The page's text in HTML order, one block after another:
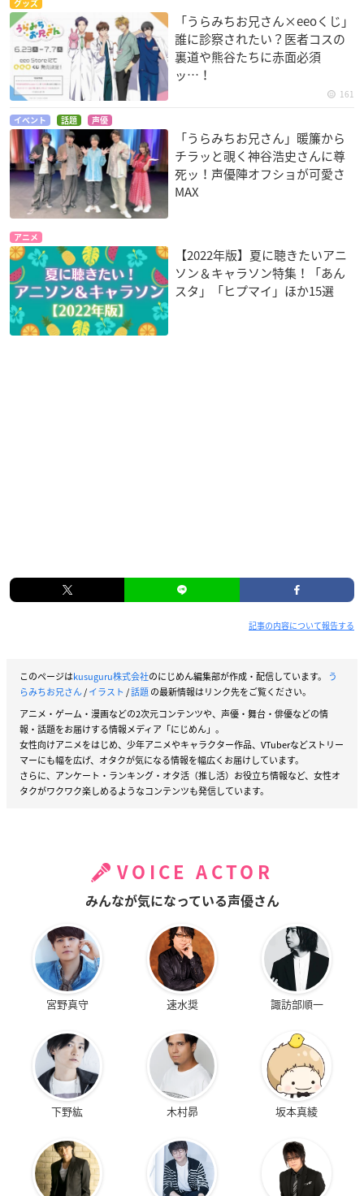
グッズ
「うらみちお兄さん×eeoくじ」
誰に診察されたい？医者コスの
裏道や熊谷たちに赤面必須
ッ…！
161
イベント 話題 声優
「うらみちお兄さん」暖簾から
チラッと覗く神谷浩史さんに尊
死ッ！声優陣オフショが可愛さ
MAX
アニメ
【2022年版】夏に聴きたいアニ
ソン＆キャラソン特集！「あん
スタ」「ヒプマイ」ほか15選
記事の内容について報告する
このページはkusuguru株式会社のにじめん編集部が作成・配信しています。
う
らみちお兄さん/イラスト /話題の最新情報はリンク先をご覧ください。
アニメ・ゲーム・漫画などの2次元コンテンツや、声優・舞台・俳優などの情
報・話題をお届けする情報メディア「にじめん」。
女性向けアニメをはじめ、少年アニメやキャラクター作品、VTuberなどストリー
マーにも幅を広げ、オタクが気になる情報を幅広くお届けしています。
さらに、アンケート・ランキング・オタ活（推し活）お役立ち情報など、女性オ
タクがワクワク楽しめるようなコンテンツも発信しています。
VOICE ACTOR
みんなが気になっている声優さん
宮野真守 速水奨 諏訪部順一
下野紘 木村昴 坂本真綾